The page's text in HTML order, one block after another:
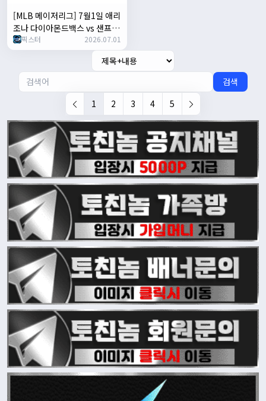
[MLB 메이저리그] 7월1일 애리
조나 다이아몬드백스 vs 샌프란
시스코 자이언츠 | 스포츠 분석
무료 중계 토친놈
픽스터 2026.07.01
검색
1
2 3 4 5